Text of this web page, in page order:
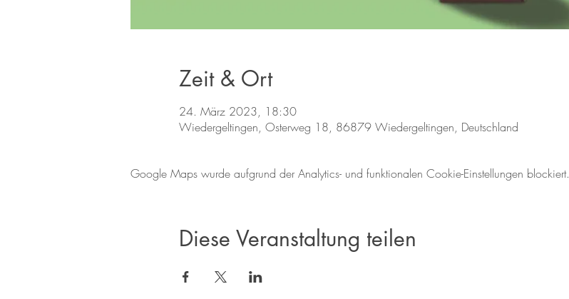
Zeit & Ort
24. März 2023, 18:30
Wiedergeltingen, Osterweg 18, 86879 Wiedergeltingen, Deutschland
Google Maps wurde aufgrund der Analytics- und funktionalen Cookie-Einstellungen blockiert.
Diese Veranstaltung teilen